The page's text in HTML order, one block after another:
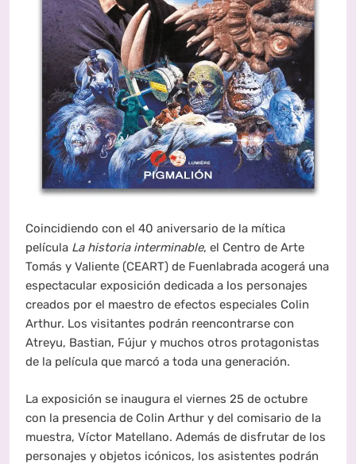
Coincidiendo con el 40 aniversario de la mítica
película La historia interminable, el Centro de Arte
Tomás y Valiente (CEART) de Fuenlabrada acogerá una
espectacular exposición dedicada a los personajes
creados por el maestro de efectos especiales Colin
Arthur. Los visitantes podrán reencontrarse con
Atreyu, Bastian, Fújur y muchos otros protagonistas
de la película que marcó a toda una generación.
La exposición se inaugura el viernes 25 de octubre
con la presencia de Colin Arthur y del comisario de la
muestra, Víctor Matellano. Además de disfrutar de los
personajes y objetos icónicos, los asistentes podrán